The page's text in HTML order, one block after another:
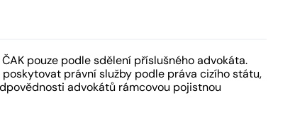
pouze podle sdělení příslušného advokáta.
právní služby podle práva cizího státu,
advokátů rámcovou pojistnou